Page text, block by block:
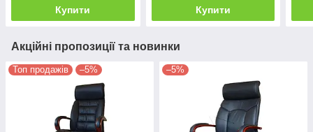
Купити Купити
Акційні пропозиції та новинки
Топ продажів –5% –5%